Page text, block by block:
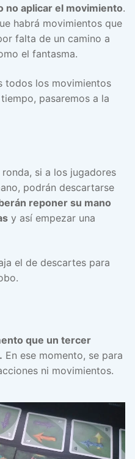
no aplicar el movimiento.
habrá movimientos que
falta de un camino a
el fantasma.
todos los movimientos
pasaremos a la
si a los jugadores
podrán descartarse
reponer su mano
y así empezar una
el de descartes para
que un tercer
En ese momento, se para
ni movimientos.